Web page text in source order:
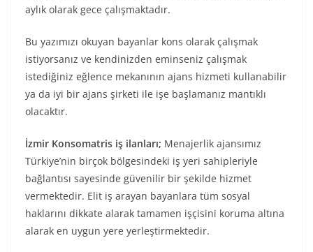
aylık olarak gece çalışmaktadır.
Bu yazımızı okuyan bayanlar kons olarak çalışmak
istiyorsanız ve kendinizden eminseniz çalışmak
istediğiniz eğlence mekanının ajans hizmeti kullanabilir
ya da iyi bir ajans şirketi ile işe başlamanız mantıklı
olacaktır.
İzmir Konsomatris iş ilanları; Menajerlik ajansımız
Türkiye’nin birçok bölgesindeki iş yeri sahipleriyle
bağlantısı sayesinde güvenilir bir şekilde hizmet
vermektedir. Elit iş arayan bayanlara tüm sosyal
haklarını dikkate alarak tamamen işçisini koruma altına
alarak en uygun yere yerleştirmektedir.